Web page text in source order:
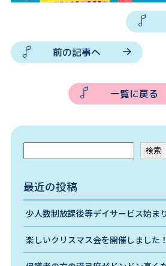
前の記事へ
一覧に戻る
検索
最近の投稿
少人数制放課後等デイサービス始ま
楽しいクリスマス会を開催しました！